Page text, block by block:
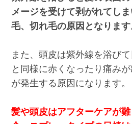
メージを受けて剥がれてし
毛、切れ毛の原因となります
また、頭皮は紫外線を浴び
と同様に赤くなったり痛み
が発生する原因になります。
髪や頭皮はアフターケアが